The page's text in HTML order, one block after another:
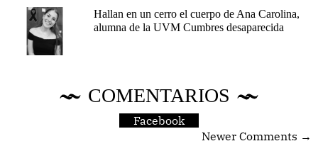
Hallan en un cerro el cuerpo de Ana Carolina,
alumna de la UVM Cumbres desaparecida
COMENTARIOS
Facebook
Newer Comments →